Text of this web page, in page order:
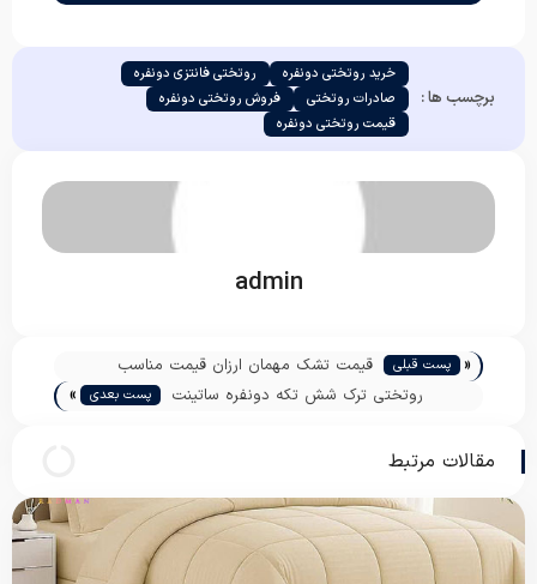
برچسب ها :
خرید روتختی دونفره
روتختی فانتزی دونفره
صادرات روتختی
فروش روتختی دونفره
قیمت روتختی دونفره
admin
« پست قبلی
قیمت تشک مهمان ارزان قیمت مناسب
روتختی ترک شش تکه دونفره ساتینت
پست بعدی »
مقالات مرتبط